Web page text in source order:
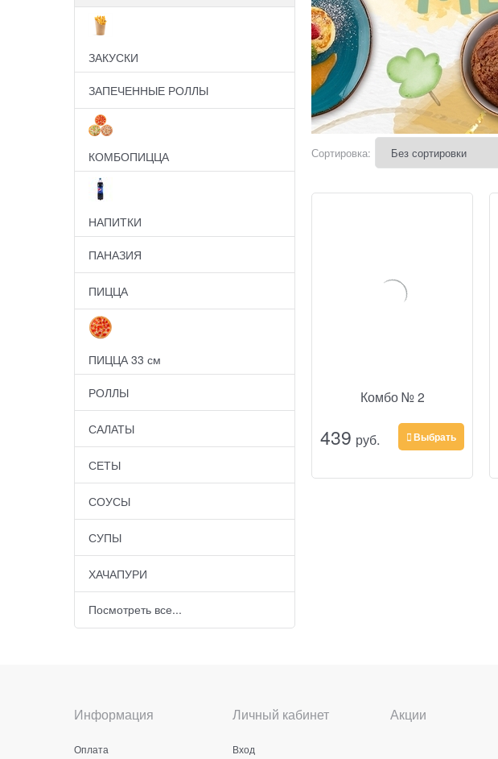
ЗАКУСКИ
ЗАПЕЧЕННЫЕ РОЛЛЫ
КОМБОПИЦЦА
НАПИТКИ
ПАНАЗИЯ
ПИЦЦА
ПИЦЦА 33 см
РОЛЛЫ
САЛАТЫ
СЕТЫ
СОУСЫ
СУПЫ
ХАЧАПУРИ
Посмотреть все...
Сортировка:
Комбо № 2
439 руб. Выбрать
Информация
Оплата
Личный кабинет
Вход
Акции